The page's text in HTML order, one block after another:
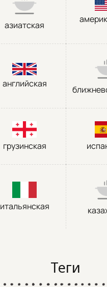
азиатская
английская
грузинская
итальянская
Теги